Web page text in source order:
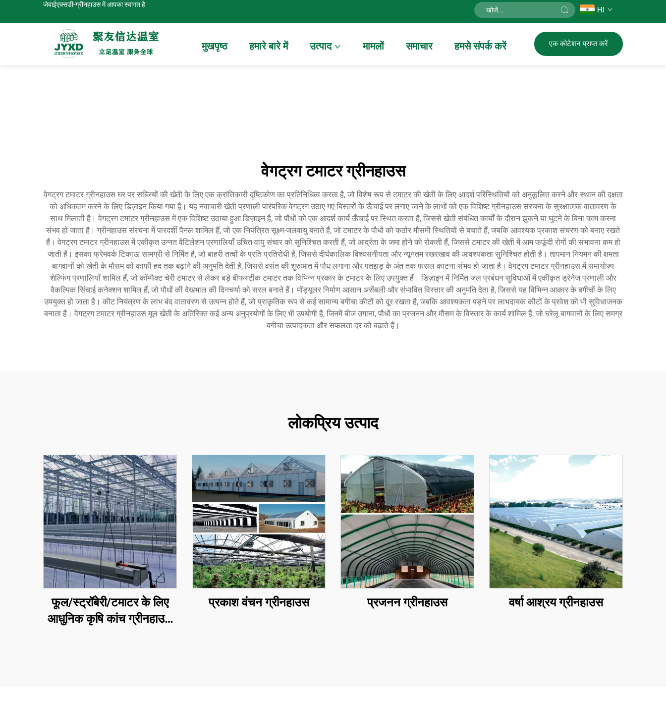
जेवाईएक्सडी-ग्रीनहाउस में आपका स्वागत है
HI
मुखपृष्ठ हमारे बारे में उत्पाद मामलों समाचार हमसे संपर्क करें एक कोटेशन प्राप्त करें
वेगट्रग टमाटर ग्रीनहाउस
वेगट्रग टमाटर ग्रीनहाउस घर पर सब्जियों की खेती के लिए एक क्रांतिकारी दृष्टिकोण का प्रतिनिधित्व करता है, जो विशेष रूप से टमाटर की खेती के लिए आदर्श परिस्थितियों को अनुकूलित करने और स्थान की दक्षता
को अधिकतम करने के लिए डिज़ाइन किया गया है। यह नवाचारी खेती प्रणाली पारंपरिक वेगट्रग उठाए गए बिस्तरों के ऊँचाई पर लगाए जाने के लाभों को एक विशिष्ट ग्रीनहाउस संरचना के सुरक्षात्मक वातावरण के
साथ मिलाती है। वेगट्रग टमाटर ग्रीनहाउस में एक विशिष्ट उठाया हुआ डिज़ाइन है, जो पौधों को एक आदर्श कार्य ऊँचाई पर स्थित करता है, जिससे खेती संबंधित कार्यों के दौरान झुकने या घुटने के बिना काम करना
संभव हो जाता है। ग्रीनहाउस संरचना में पारदर्शी पैनल शामिल हैं, जो एक नियंत्रित सूक्ष्म-जलवायु बनाते हैं, जो टमाटर के पौधों को कठोर मौसमी स्थितियों से बचाते हैं, जबकि आवश्यक प्रकाश संचरण को बनाए रखते
हैं। वेगट्रग टमाटर ग्रीनहाउस में एकीकृत उन्नत वेंटिलेशन प्रणालियाँ उचित वायु संचार को सुनिश्चित करती हैं, जो आर्द्रता के जमा होने को रोकती हैं, जिससे टमाटर की खेती में आम फफूंदी रोगों की संभावना कम हो
जाती है। इसका फ्रेमवर्क टिकाऊ सामग्री से निर्मित है, जो बाहरी तत्वों के प्रति प्रतिरोधी है, जिससे दीर्घकालिक विश्वसनीयता और न्यूनतम रखरखाव की आवश्यकता सुनिश्चित होती है। तापमान नियमन की क्षमता
बागवानों को खेती के मौसम को काफी हद तक बढ़ाने की अनुमति देती है, जिससे वसंत की शुरुआत में पौध लगाना और पतझड़ के अंत तक फसल काटना संभव हो जाता है। वेगट्रग टमाटर ग्रीनहाउस में समायोज्य
शेल्फिंग प्रणालियाँ शामिल हैं, जो कॉम्पैक्ट चेरी टमाटर से लेकर बड़े बीफस्टीक टमाटर तक विभिन्न प्रकार के टमाटर के लिए उपयुक्त हैं। डिज़ाइन में निर्मित जल प्रबंधन सुविधाओं में एकीकृत ड्रेनेज प्रणाली और
वैकल्पिक सिंचाई कनेक्शन शामिल हैं, जो पौधों की देखभाल की दिनचर्या को सरल बनाते हैं। मॉड्यूलर निर्माण आसान असेंबली और संभावित विस्तार की अनुमति देता है, जिससे यह विभिन्न आकार के बगीचों के लिए
उपयुक्त हो जाता है। कीट नियंत्रण के लाभ बंद वातावरण से उत्पन्न होते हैं, जो प्राकृतिक रूप से कई सामान्य बगीचा कीटों को दूर रखता है, जबकि आवश्यकता पड़ने पर लाभदायक कीटों के प्रवेश को भी सुविधाजनक
बनाता है। वेगट्रग टमाटर ग्रीनहाउस मूल खेती के अतिरिक्त कई अन्य अनुप्रयोगों के लिए भी उपयोगी है, जिनमें बीज उगाना, पौधों का प्रजनन और मौसम के विस्तार के कार्य शामिल हैं, जो घरेलू बागवानों के लिए समग्र
बगीचा उत्पादकता और सफलता दर को बढ़ाते हैं।
लोकप्रिय उत्पाद
फूल/स्ट्रॉबेरी/टमाटर के लिए
आधुनिक कृषि कांच ग्रीनहाउस
प्रकाश वंचन ग्रीनहाउस प्रजनन ग्रीनहाउस वर्षा आश्रय ग्रीनहाउस